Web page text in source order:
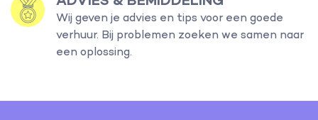
Wij geven je advies en tips voor een goede
verhuur. Bij problemen zoeken we samen naar
een oplossing.